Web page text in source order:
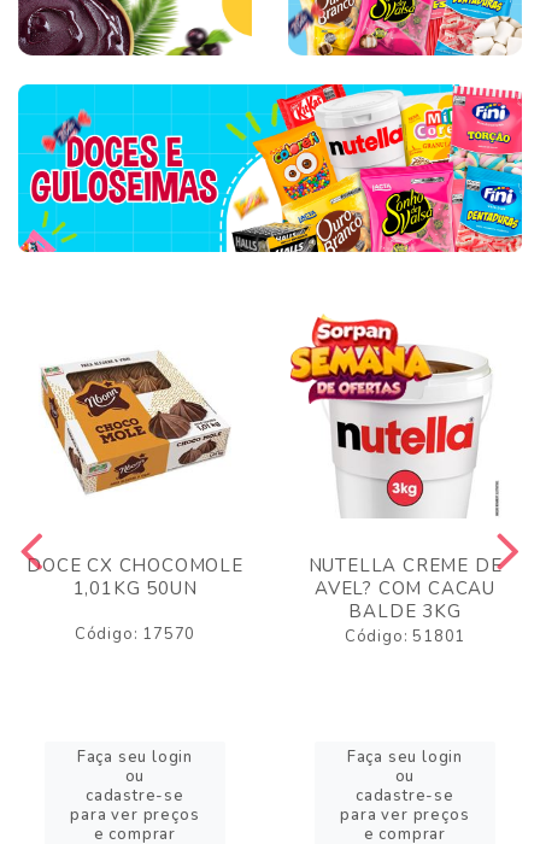
DOCE CX CHOCOMOLE
1,01KG 50UN
Código: 17570
Faça seu login
ou
cadastre-se
para ver preços
e comprar
NUTELLA CREME DE
AVEL? COM CACAU
BALDE 3KG
Código: 51801
Faça seu login
ou
cadastre-se
para ver preços
e comprar